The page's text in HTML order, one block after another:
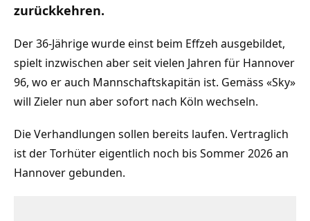
zurückkehren.
Der 36-Jährige wurde einst beim Effzeh ausgebildet,
spielt inzwischen aber seit vielen Jahren für Hannover
96, wo er auch Mannschaftskapitän ist. Gemäss «Sky»
will Zieler nun aber sofort nach Köln wechseln.
Die Verhandlungen sollen bereits laufen. Vertraglich
ist der Torhüter eigentlich noch bis Sommer 2026 an
Hannover gebunden.